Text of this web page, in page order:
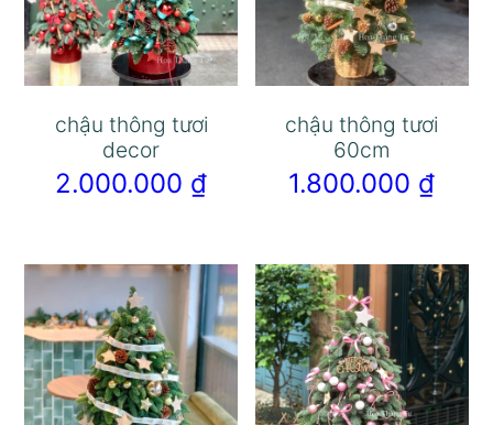
chậu thông tươi
decor
2.000.000 ₫
chậu thông tươi
60cm
1.800.000 ₫